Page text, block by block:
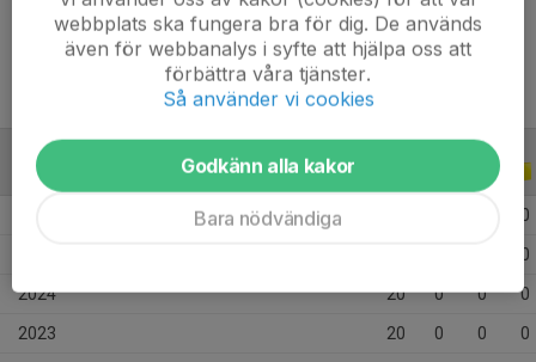
Ålder
13 år
ALLA SERIER ALLA ÅR
0
0
2024 20 0 0 0
2023 20 0 0 0
webbplats ska fungera bra för dig. De används
även för webbanalys i syfte att hjälpa oss att
förbättra våra tjänster.
Så använder vi cookies
Godkänn alla kakor
Bara nödvändiga